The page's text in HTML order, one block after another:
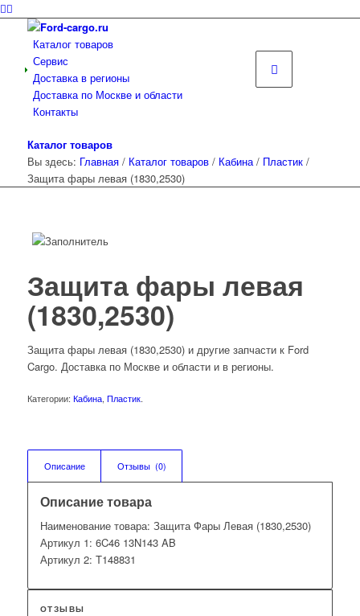
Каталог товаров
Сервис
Доставка в регионы
Доставка по Москве и области
Контакты
Каталог товаров
Вы здесь: Главная / Каталог товаров / Кабина / Пластик /
Защита фары левая (1830,2530)
Защита фары левая
(1830,2530)
Защита фары левая (1830,2530) и другие запчасти к Ford
Cargo. Доставка по Москве и области и в регионы.
Категории: Кабина, Пластик.
Описание Отзывы  (0)
Описание товара
Наименование товара: Защита Фары Левая (1830,2530)
Артикул 1: 6C46 13N143 AB
Артикул 2: T148831
ОТЗЫВЫ